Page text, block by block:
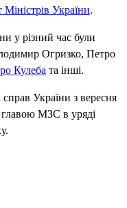
Міністрів України.
у різний час були
Огризко, Петро
Кулеба та інші.
України з вересня
МЗС в уряді